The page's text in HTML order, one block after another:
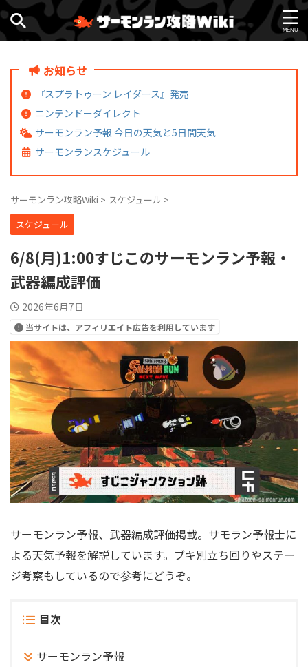
お知らせ
『スプラトゥーン レイダース』発売
ニンテンドーダイレクト
サーモンラン予報 今日の天気と5日間天気
サーモンランスケジュール
サーモンラン攻略Wiki > スケジュール >
スケジュール
6/8(月)1:00すじこのサーモンラン予報・
武器編成評価
2026年6月7日
当サイトは、アフィリエイト広告を利用しています
サーモンラン予報、武器編成評価掲載。サモラン予報士に
よる天気予報を解説しています。ブキ別立ち回りやステー
ジ考察もしているので参考にどうぞ。
目次
サーモンラン予報